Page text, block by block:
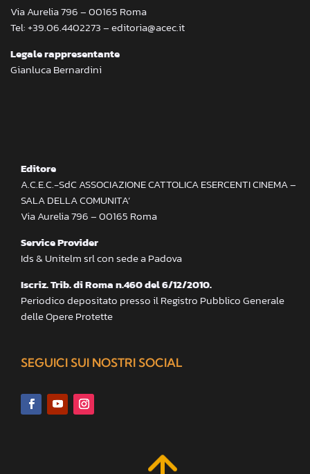
Via Aurelia 796 – 00165 Roma
Tel: +39.06.4402273 – editoria@acec.it
Legale rappresentante
Gianluca Bernardini
Editore
A.C.E.C.-SdC ASSOCIAZIONE CATTOLICA ESERCENTI CINEMA –
SALA DELLA COMUNITA’
Via Aurelia 796 – 00165 Roma
Service Provider
Ids & Unitelm srl con sede a Padova
Iscriz. Trib. di Roma n.460 del 6/12/2010.
Periodico depositato presso il Registro Pubblico Generale
delle Opere Protette
SEGUICI SUI NOSTRI SOCIAL